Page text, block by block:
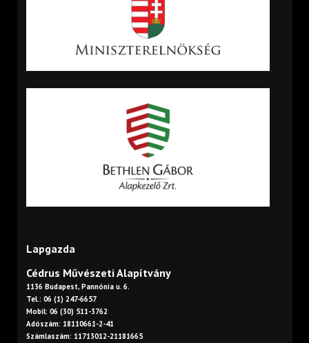
Lapgazda
Cédrus Művészeti Alapítvány
1136 Budapest, Pannónia u. 6.
Tel.: 06 (1) 247-6657
Mobil: 06 (30) 511-3762
Adószám: 18110661-2-41
Számlaszám: 11713012-21181665